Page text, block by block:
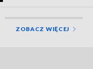
ZOBACZ WIĘCEJ